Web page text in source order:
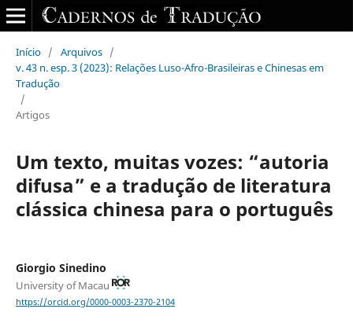
Início / Arquivos /
v. 43 n. esp. 3 (2023): Relações Luso-Afro-Brasileiras e Chinesas em
Tradução
/
Artigos
Um texto, muitas vozes: “autoria
difusa” e a tradução de literatura
clássica chinesa para o português
Giorgio Sinedino
University of Macau
https://orcid.org/0000-0003-2370-2104